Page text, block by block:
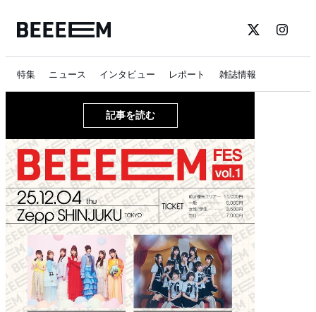
特集 ニュース インタビュー レポート 雑誌情報
記事を読む